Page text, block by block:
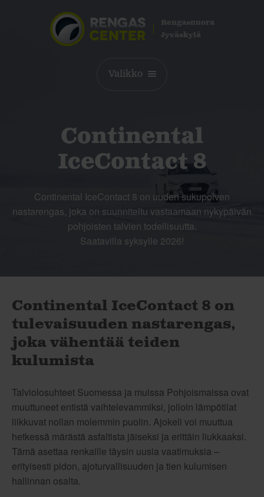
Rengasnuora
Jyväskylä
Valikko
Continental
IceContact 8
Continental IceContact 8 on uuden sukupolven
nastarengas, joka on suunniteltu vastaamaan nykypäivän
pohjoisten talvien todellisuutta.
Saatavilla syksylle 2026!
Continental IceContact 8 on
tulevaisuuden nastarengas,
joka vähentää teiden
kulumista
Talviolosuhteet Suomessa ja muissa Pohjoismaissa ovat
muuttuneet entistä vaihtelevammiksi, jolloin lämpötilat
liikkuvat nollan molemmin puolin. Ajokeli voi muuttua
hetkessä märästä asfaltista jäiseksi ja erittäin liukkaaksi.
Tämä asettaa renkaille täysin uusia vaatimuksia –
erityisesti pidon, ajoturvallisuuden ja tien kulumisen
hallinnan osalta.